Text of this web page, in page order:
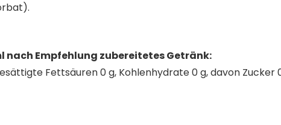
nach Empfehlung zubereitetes Getränk:
Fettsäuren 0 g, Kohlenhydrate 0 g, davon Zucker 0